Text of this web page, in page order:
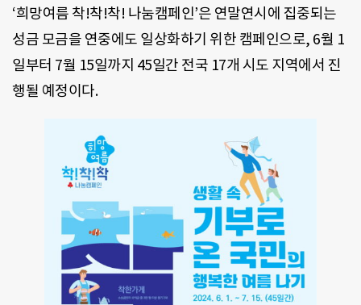
‘희망여름 착!착!착! 나눔캠페인’은 연말연시에 집중되는
성금 모금을 연중에도 일상화하기 위한 캠페인으로, 6월 1
일부터 7월 15일까지 45일간 전국 17개 시도 지역에서 진
행될 예정이다.